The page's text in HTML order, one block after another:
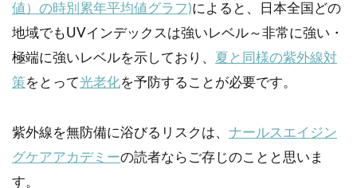
値）の時別累年平均値グラフ)によると、日本全国どの
地域でもUVインデックスは強いレベル～非常に強い・
極端に強いレベルを示しており、 夏と同様の紫外線対
策をとって光老化を予防することが必要です。
紫外線を無防備に浴びるリスクは、 ナールスエイジン
グケアアカデミーの読者ならご存じのことと思いま
す。